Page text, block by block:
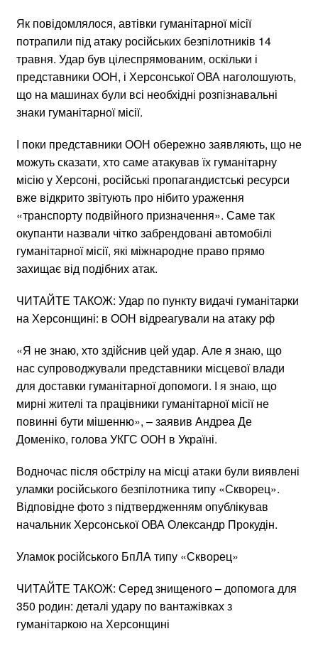
Як повідомлялося, автівки гуманітарної місії
потрапили під атаку російських безпілотників 14
травня. Удар був цілеспрямованим, оскільки і
представники ООН, і Херсонської ОВА наголошують,
що на машинах були всі необхідні розпізнавальні
знаки гуманітарної місії.
І поки представники ООН обережно заявляють, що не
можуть сказати, хто саме атакував їх гуманітарну
місію у Херсоні, російські пропагандистські ресурси
вже відкрито звітують про нібито ураження
«транспорту подвійного призначення». Саме так
окупанти назвали чітко забрендовані автомобілі
гуманітарної місії, які міжнародне право прямо
захищає від подібних атак.
ЧИТАЙТЕ ТАКОЖ: Удар по пункту видачі гуманітарки
на Херсонщині: в ООН відреагували на атаку рф
«Я не знаю, хто здійснив цей удар. Але я знаю, що
нас супроводжували представники місцевої влади
для доставки гуманітарної допомоги. І я знаю, що
мирні жителі та працівники гуманітарної місії не
повинні бути мішенню», – заявив Андреа Де
Доменіко, голова УКГС ООН в Україні.
Водночас після обстрілу на місці атаки були виявлені
уламки російського безпілотника типу «Скворец».
Відповідне фото з підтвердженням опублікував
начальник Херсонської ОВА Олександр Прокудін.
Уламок російського БпЛА типу «Скворец»
ЧИТАЙТЕ ТАКОЖ: Серед знищеного – допомога для
350 родин: деталі удару по вантажівках з
гуманітаркою на Херсонщині